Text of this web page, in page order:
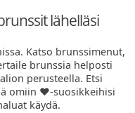
lähelläsi
Katso brunssimenut,
brunssia helposti
perusteella. Etsi
omiin ❤️-suosikkeihisi
käydä.